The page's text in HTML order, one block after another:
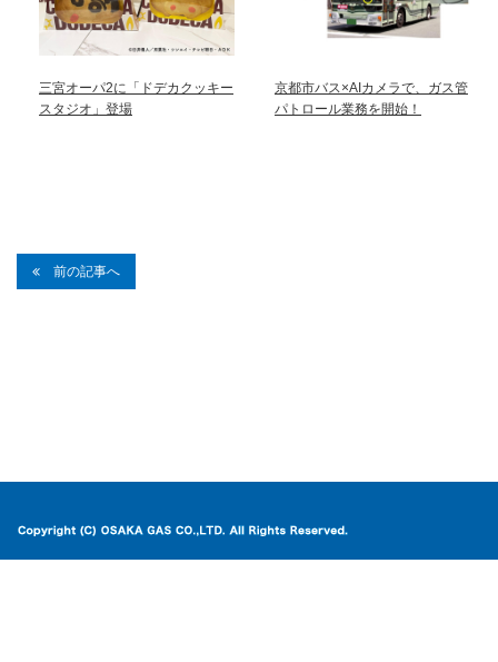
三宮オーパ2に「ドデカクッキー
スタジオ」登場
京都市バス×AIカメラで、ガス管
パトロール業務を開始！
前の記事へ